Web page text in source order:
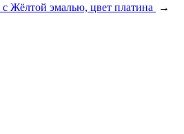
с Жёлтой эмалью, цвет платина →